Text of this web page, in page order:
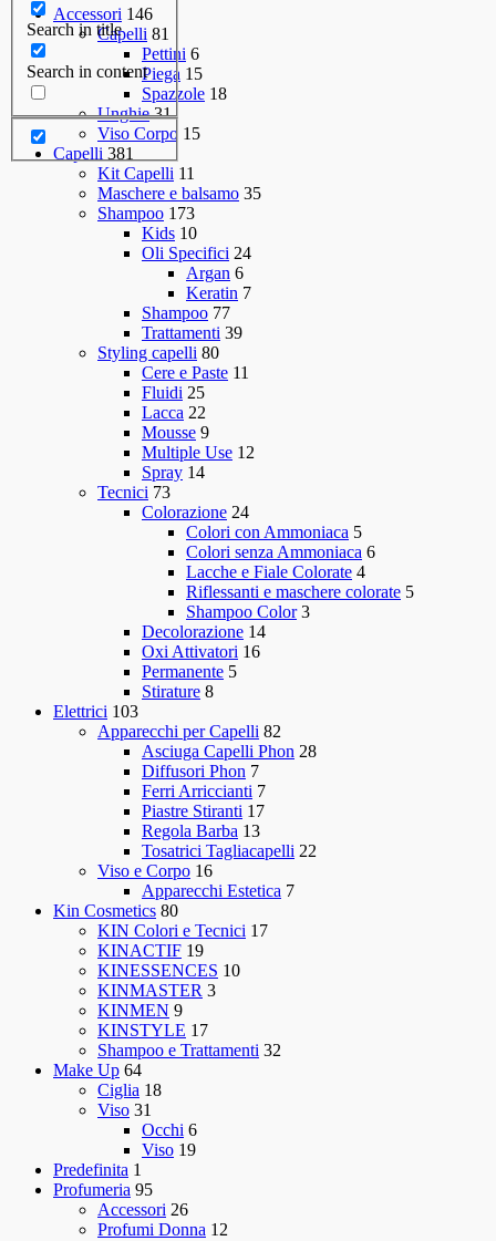
Search in title
Search in content
Accessori 146
Capelli 81
Pettini 6
Piega 15
Spazzole 18
Unghie 31
Viso Corpo 15
Capelli 381
Kit Capelli 11
Maschere e balsamo 35
Shampoo 173
Kids 10
Oli Specifici 24
Argan 6
Keratin 7
Shampoo 77
Trattamenti 39
Styling capelli 80
Cere e Paste 11
Fluidi 25
Lacca 22
Mousse 9
Multiple Use 12
Spray 14
Tecnici 73
Colorazione 24
Colori con Ammoniaca 5
Colori senza Ammoniaca 6
Lacche e Fiale Colorate 4
Riflessanti e maschere colorate 5
Shampoo Color 3
Decolorazione 14
Oxi Attivatori 16
Permanente 5
Stirature 8
Elettrici 103
Apparecchi per Capelli 82
Asciuga Capelli Phon 28
Diffusori Phon 7
Ferri Arriccianti 7
Piastre Stiranti 17
Regola Barba 13
Tosatrici Tagliacapelli 22
Viso e Corpo 16
Apparecchi Estetica 7
Kin Cosmetics 80
KIN Colori e Tecnici 17
KINACTIF 19
KINESSENCES 10
KINMASTER 3
KINMEN 9
KINSTYLE 17
Shampoo e Trattamenti 32
Make Up 64
Ciglia 18
Viso 31
Occhi 6
Viso 19
Predefinita 1
Profumeria 95
Accessori 26
Profumi Donna 12